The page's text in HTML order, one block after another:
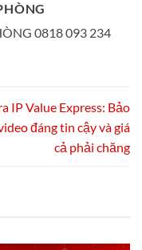
0818 093 234
IP Value Express: Bảo
đáng tin cậy và giá
cả phải chăng